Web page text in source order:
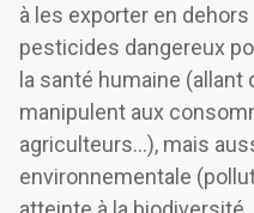
à les exporter en
pesticides dangereux
la santé humaine
manipulent aux
agriculteurs…), mais
environnementale